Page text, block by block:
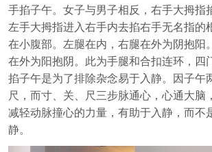
手掐子午。女子与男子相反，右手大拇指
左手大拇指进入右手内去掐右手无名指的
在小腹部。左腿在内，右腿在外为阴抱阳
在外为阳抱阴。此为手腿和合扣连环，四
掐子午是为了排除杂念易于入静。因子午
尺，而寸、关、尺三步脉通心，心通大脑
减轻动脉撞心的力量，有助于入静，而不
静。